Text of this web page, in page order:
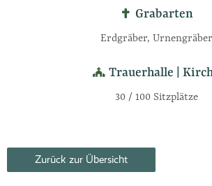
Grabarten
Erdgräber, Urnengräber
Trauerhalle |
30 / 100 Sitzplätze
Zurück zur Übersicht